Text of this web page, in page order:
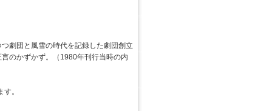
劇団と風雪の時代を記録した劇団創立
のかずかず。（1980年刊行当時の内
。